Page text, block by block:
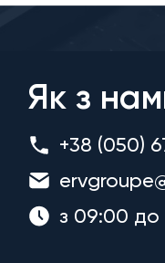
Як з
+38 (050)
з 09:00 до